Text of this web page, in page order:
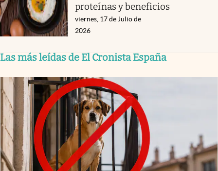
proteínas y beneficios
viernes, 17 de Julio de
2026
Las más leídas de El Cronista España